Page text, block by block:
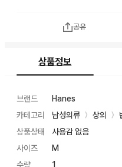
공유
상품정보
브랜드
Hanes
카테고리
남성의류 〉 상의 〉
상품상태
사용감 없음
사이즈
M
수량
1